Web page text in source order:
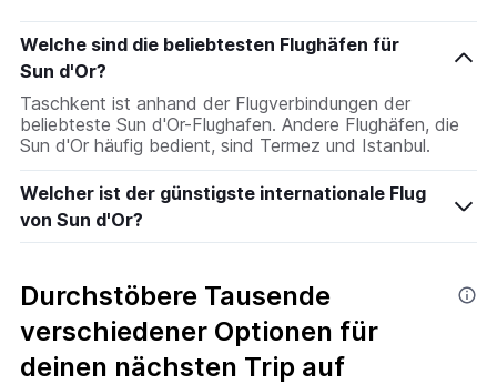
Welche sind die beliebtesten Flughäfen für
Sun d'Or?
Taschkent ist anhand der Flugverbindungen der
beliebteste Sun d'Or-Flughafen. Andere Flughäfen, die
Sun d'Or häufig bedient, sind Termez und Istanbul.
Welcher ist der günstigste internationale Flug
von Sun d'Or?
Durchstöbere Tausende
verschiedener Optionen für
deinen nächsten Trip auf